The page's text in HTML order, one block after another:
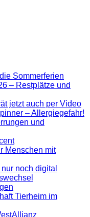
Sommerferien
– Restplätze und
jetzt auch per Video
– Allergiegefahr!
und
Menschen mit
noch digital
Tierheim im